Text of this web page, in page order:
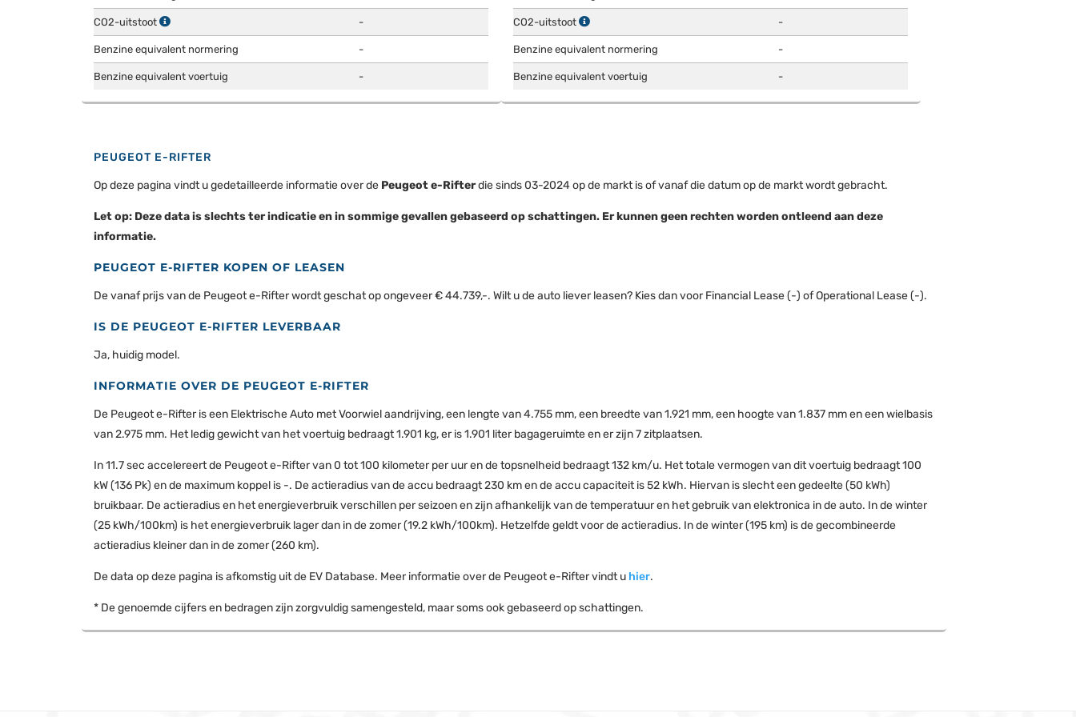
CO2-uitstoot -
Benzine equivalent normering -
Benzine equivalent voertuig -
CO2-uitstoot -
Benzine equivalent normering -
Benzine equivalent voertuig -
PEUGEOT E-RIFTER
Op deze pagina vindt u gedetailleerde informatie over de Peugeot e-Rifterdie sinds 03-2024 op de markt is of vanaf die datum op de markt wordt gebracht.
Let op: Deze data is slechts ter indicatie en in sommige gevallen gebaseerd op schattingen. Er kunnen geen rechten worden ontleend aan deze
informatie.
PEUGEOT E-RIFTER KOPEN OF LEASEN
De vanaf prijs van de Peugeot e-Rifter wordt geschat op ongeveer € 44.739,-. Wilt u de auto liever leasen? Kies dan voor Financial Lease (-) of Operational Lease (-).
IS DE PEUGEOT E-RIFTER LEVERBAAR
Ja, huidig model.
INFORMATIE OVER DE PEUGEOT E-RIFTER
De Peugeot e-Rifter is een Elektrische Auto met Voorwiel aandrijving, een lengte van 4.755 mm, een breedte van 1.921 mm, een hoogte van 1.837 mm en een wielbasis
van 2.975 mm. Het ledig gewicht van het voertuig bedraagt 1.901 kg, er is 1.901 liter bagageruimte en er zijn 7 zitplaatsen.
In 11.7 sec accelereert de Peugeot e-Rifter van 0 tot 100 kilometer per uur en de topsnelheid bedraagt 132 km/u. Het totale vermogen van dit voertuig bedraagt 100
kW (136 Pk) en de maximum koppel is -. De actieradius van de accu bedraagt 230 km en de accu capaciteit is 52 kWh. Hiervan is slecht een gedeelte (50 kWh)
bruikbaar. De actieradius en het energieverbruik verschillen per seizoen en zijn afhankelijk van de temperatuur en het gebruik van elektronica in de auto. In de winter
(25 kWh/100km) is het energieverbruik lager dan in de zomer (19.2 kWh/100km). Hetzelfde geldt voor de actieradius. In de winter (195 km) is de gecombineerde
actieradius kleiner dan in de zomer (260 km).
De data op deze pagina is afkomstig uit de EV Database. Meer informatie over de Peugeot e-Rifter vindt u hier.
* De genoemde cijfers en bedragen zijn zorgvuldig samengesteld, maar soms ook gebaseerd op schattingen.